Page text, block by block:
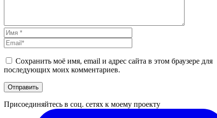
Сохранить моё имя, email и адрес сайта в этом браузере для
последующих моих комментариев.
Присоединяйтесь в соц. сетях к моему проекту